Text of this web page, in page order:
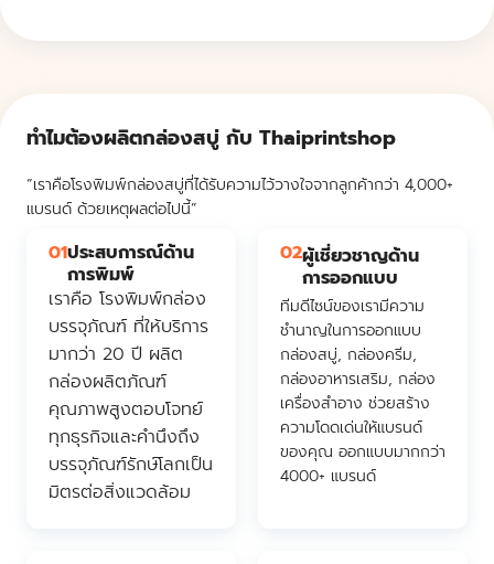
ทำไมต้องผลิตกล่องสบู่ กับ Thaiprintshop
“เราคือโรงพิมพ์กล่องสบู่ที่ได้รับความไว้วางใจจากลูกค้ากว่า 4,000+
แบรนด์ ด้วยเหตุผลต่อไปนี้”
01ประสบการณ์ด้าน
การพิมพ์
เราคือ โรงพิมพ์กล่อง
บรรจุภัณฑ์ ที่ให้บริการ
มากว่า 20 ปี ผลิต
กล่องผลิตภัณฑ์
คุณภาพสูงตอบโจทย์
ทุกธุรกิจและคำนึงถึง
บรรจุภัณฑ์รักษ์โลกเป็น
มิตรต่อสิ่งแวดล้อม
02ผู้เชี่ยวชาญด้าน
การออกแบบ
ทีมดีไซน์ของเรามีความ
ชำนาญในการออกแบบ
กล่องสบู่, กล่องครีม,
กล่องอาหารเสริม, กล่อง
เครื่องสำอาง ช่วยสร้าง
ความโดดเด่นให้แบรนด์
ของคุณ ออกแบบมากกว่า
4000+ แบรนด์